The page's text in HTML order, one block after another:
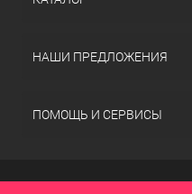
НАШИ ПРЕДЛОЖЕНИЯ
ПОМОЩЬ И СЕРВИСЫ